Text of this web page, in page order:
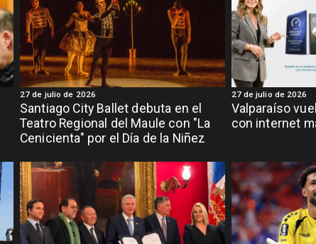
Santiago City Ballet debuta en el
Teatro Regional del Maule con "La
Cenicienta" por el Día de la Niñez
27 de julio de 2026
Valparaíso
con internet
27 de julio de 2026